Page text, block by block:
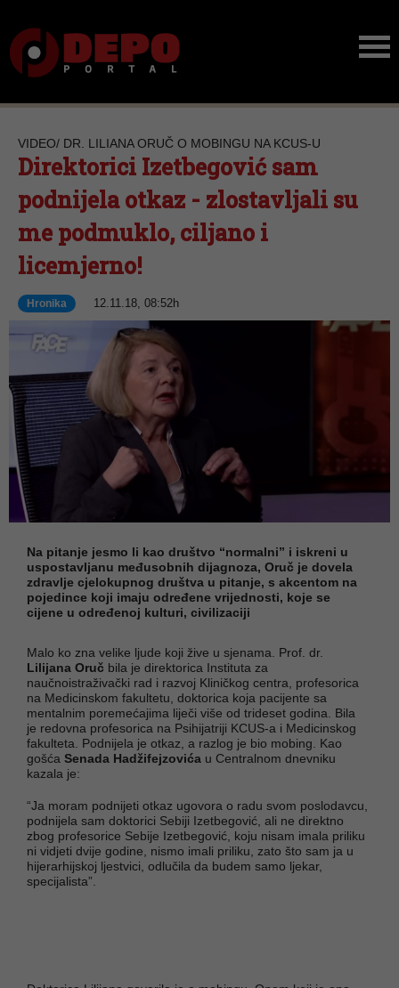
VIDEO/ DR. LILIANA ORUČ O MOBINGU NA KCUS-U
Direktorici Izetbegović sam
podnijela otkaz - zlostavljali su
me podmuklo, ciljano i
licemjerno!
Hronika 12.11.18, 08:52h
Na pitanje jesmo li kao društvo “normalni” i iskreni u
uspostavljanu međusobnih dijagnoza, Oruč je dovela
zdravlje cjelokupnog društva u pitanje, s akcentom na
pojedince koji imaju određene vrijednosti, koje se
cijene u određenoj kulturi, civilizaciji
Malo ko zna velike ljude koji žive u sjenama. Prof. dr.
Lilijana Oruč bila je direktorica Instituta za
naučnoistraživački rad i razvoj Kliničkog centra, profesorica
na Medicinskom fakultetu, doktorica koja pacijente sa
mentalnim poremećajima liječi više od trideset godina. Bila
je redovna profesorica na Psihijatriji KCUS-a i Medicinskog
fakulteta. Podnijela je otkaz, a razlog je bio mobing. Kao
gošća Senada Hadžifejzovića u Centralnom dnevniku
kazala je:
“Ja moram podnijeti otkaz ugovora o radu svom poslodavcu,
podnijela sam doktorici Sebiji Izetbegović, ali ne direktno
zbog profesorice Sebije Izetbegović, koju nisam imala priliku
ni vidjeti dvije godine, nismo imali priliku, zato što sam ja u
hijerarhijskoj ljestvici, odlučila da budem samo ljekar,
specijalista”.